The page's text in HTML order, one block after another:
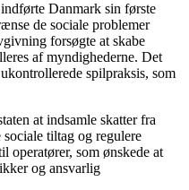
Danmark sin første
de sociale problemer
forsøgte at skabe
af myndighederne. Det
spilpraksis, som
at indsamle skatter fra
tiltag og regulere
operatører, som ønskede at
og ansvarlig